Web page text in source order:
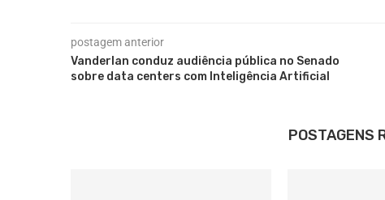
postagem anterior
Vanderlan conduz audiência pública no Senado
sobre data centers com Inteligência Artificial
POSTAGENS